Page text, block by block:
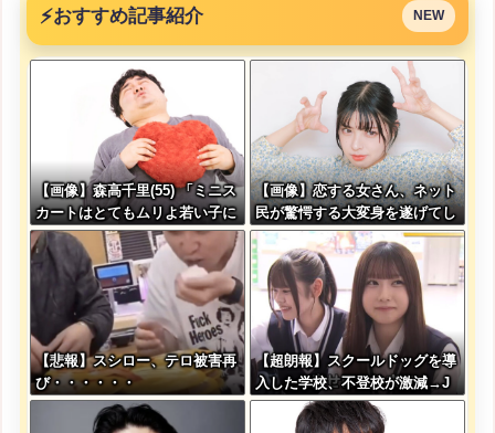
⚡おすすめ記事紹介 NEW
【画像】森高千里(55) 「ミニス
カートはとてもムリよ若い子に
は負けるわ」←ワイらにはブッ
刺さりまくってしまうw w w w
【画像】恋する女さん、ネット
民が驚愕する大変身を遂げてし
まう←コレは凄過ぎるw w w w
w w w w
【悲報】スシロー、テロ被害再
び・・・・・・
【超朗報】スクールドッグを導
入した学校、不登校が激減→J
K「犬のために学校行きたくな